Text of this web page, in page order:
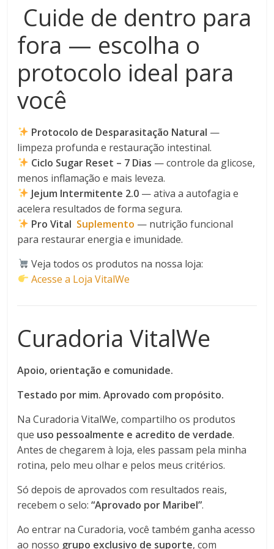
Cuide de dentro para
fora — escolha o
protocolo ideal para
você
Protocolo de Desparasitação Natural —
limpeza profunda e restauração intestinal.
Ciclo Sugar Reset – 7 Dias — controle da glicose,
menos inflamação e mais leveza.
Jejum Intermitente 2.0— ativa a autofagia e
acelera resultados de forma segura.
Pro Vital Suplemento — nutrição funcional
para restaurar energia e imunidade.
Veja todos os produtos na nossa loja:
Acesse a Loja VitalWe
Curadoria VitalWe
Apoio, orientação e comunidade.
Testado por mim. Aprovado com propósito.
Na Curadoria VitalWe, compartilho os produtos
que uso pessoalmente e acredito de verdade.
Antes de chegarem à loja, eles passam pela minha
rotina, pelo meu olhar e pelos meus critérios.
Só depois de aprovados com resultados reais,
recebem o selo:“Aprovado por Maribel”.
Ao entrar na Curadoria, você também ganha acesso
ao nosso grupo exclusivo de suporte, com